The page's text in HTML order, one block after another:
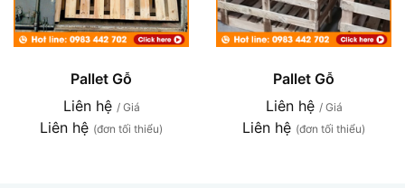
Pallet Gỗ
Liên hệ / Giá
Liên hệ (đơn tối thiểu)
Pallet Gỗ
Liên hệ / Giá
Liên hệ (đơn tối thiểu)